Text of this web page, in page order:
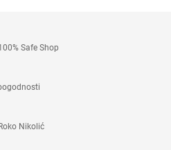
Safe Shop
Nikolić